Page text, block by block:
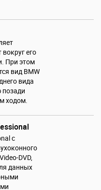
его
При этом
вид BMW
вида
позади
ходом.
с
DVD,
данных